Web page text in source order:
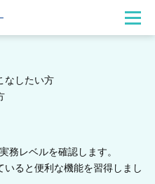
なしたい方
務レベルを確認します。
ると便利な機能を習得しまし